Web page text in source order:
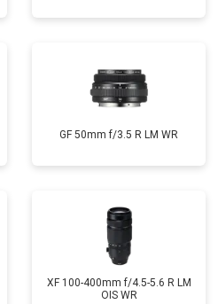
GF 50mm f/3.5 R LM WR
XF 100-400mm f/4.5-5.6 R LM
OIS WR